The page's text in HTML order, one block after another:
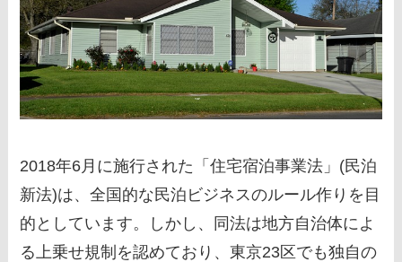
2018年6月に施行された「住宅宿泊事業法」(民泊
新法)は、全国的な民泊ビジネスのルール作りを目
的としています。しかし、同法は地方自治体によ
る上乗せ規制を認めており、東京23区でも独自の